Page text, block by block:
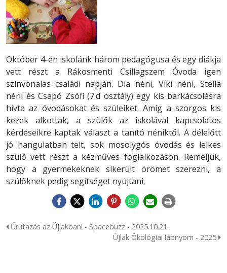
Október 4-én iskolánk három pedagógusa és egy diákja
vett részt a Rákosmenti Csillagszem Óvoda igen
színvonalas családi napján. Dia néni, Viki néni, Stella
néni és Csapó Zsófi (7.d osztály) egy kis barkácsolásra
hívta az óvodásokat és szüleiket. Amíg a szorgos kis
kezek alkottak, a szülők az iskolával kapcsolatos
kérdéseikre kaptak választ a tanító néniktől. A délelőtt
jó hangulatban telt, sok mosolygós óvodás és lelkes
szülő vett részt a kézműves foglalkozáson. Reméljük,
hogy a gyermekeknek sikerült örömet szerezni, a
szülőknek pedig segítséget nyújtani.
Űrutazás az Újlakban! - Spacebuzz - 2025.10.21.
Újlak Ökológiai lábnyom - 2025